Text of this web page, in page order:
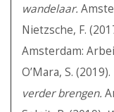
wandelaar.
Nietzsche, F.
Amsterdam:
O’Mara, S. (2019).
verder brengen.